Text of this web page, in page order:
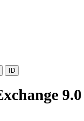
ID
9.0